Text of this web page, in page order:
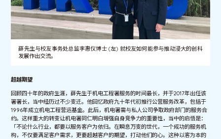
薛先生与校友事务处总监李惠仪博士 (左) 就校友如何能参与推动浸大的创科
发展作出交流。
超越期望
回顾四十年的政府生涯，薛先生于机电工程署服务的时间最长，并于2017年出任该
署署长，当中经历过不少变迁。他回忆政府九十年代初推行公营服务改革，包括于
1996年成立机电工程营运基金。此后，机电署需与私人公司争取政府部门的服务合
约。这样重大的转变让机电署同仁明白增强自身竞争力的重要性，当中的启悟是：
「不论什么行业，都要以服务客户为依归。在瞬息万变的世代，一个成功的服务机
构，不仅要满足客户需求，更要超越客户的期望，打动他们的心。这种以客为本的